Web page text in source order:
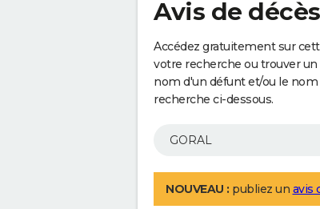
Avis de
Accédez gratuitement sur
votre recherche ou trouver un
nom d'un défunt et/ou le
recherche ci-dessous.
NOUVEAU : publiez un avis